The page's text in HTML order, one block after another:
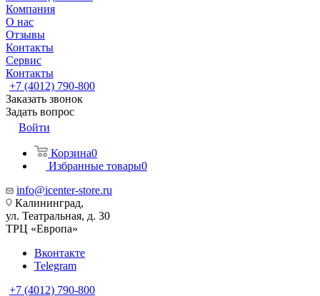
Компания
О нас
Отзывы
Контакты
Сервис
Контакты
+7 (4012) 790-800
Заказать звонок
Задать вопрос
Войти
Корзина0
Избранные товары0
info@icenter-store.ru
Калининград,
ул. Театральная, д. 30
ТРЦ «Европа»
Вконтакте
Telegram
+7 (4012) 790-800